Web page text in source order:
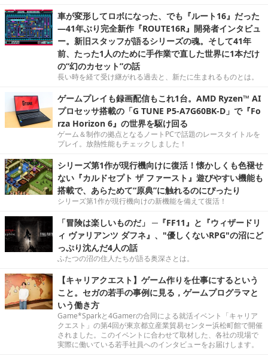
車が変形してロボになった、でも『ルート16』だった
―41年ぶり完全新作『ROUTE16R』開発者インタビュ
ー。新旧スタッフが語るシリーズの魂。そして41年
前、たった1人のために手作業で直した世界に1本だけ
の“幻のカセット”の話
長い時を経て受け継がれる過去と、新たに生まれるものとは。
ゲームプレイも録画配信もこれ1台。AMD Ryzen™ AI
プロセッサ搭載の「G TUNE P5-A7G60BK-D」で『Fo
rza Horizon 6』の世界を駆け回る
ゲーム＆制作の拠点となるノートPCで話題のレースタイトルを
プレイ。放熱性能もチェックしました！
シリーズ第1作が現行機向けに復活！懐かしくも色褪せ
ない『カルドセプト ザ ファースト』遊びやすい機能も
搭載で、あらためて“原典”に触れるのにぴったり
シリーズ第1作が現行機向けの新機能を備えて復活！
「冒険は楽しいものだ」 ─『FF11』と『ウィザードリ
ィ ヴァリアンツ ダフネ』、"優しくないRPG"の沼にど
っぷり沈んだ4人の話
ふたつの沼の住人たちが語る奥深さとは。
【キャリアクエスト】ゲーム作りを仕事にするという
こと。セガの若手の事例に見る，ゲームプログラマと
いう働き方
Game*Sparkと4Gamerの合同による就活イベント「キャリア
クエスト」の第4回が東京都立産業貿易センター浜松町館で開催
されました。このイベントに合わせて取材した、各社の現場で
実際に働いている若手社員へのインタビューをお届けします。